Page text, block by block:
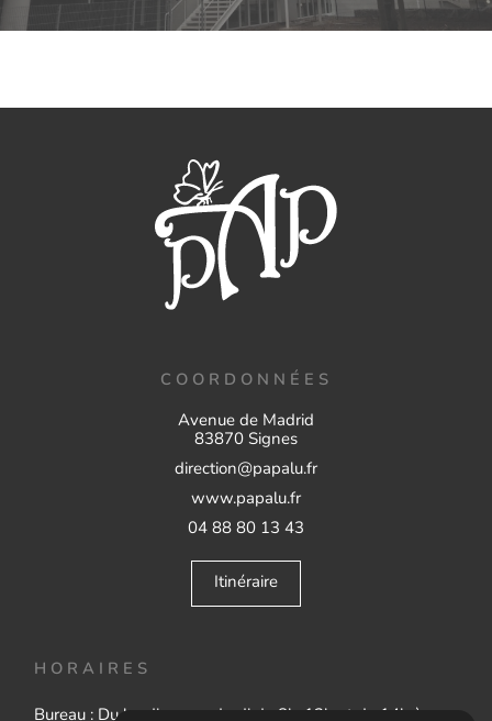
COORDONNÉES
Avenue de Madrid
83870 Signes
direction@papalu.fr
www.papalu.fr
04 88 80 13 43
Itinéraire
HORAIRES
Bureau : Du lundi au vendredi de 8h-12h et de 14h à